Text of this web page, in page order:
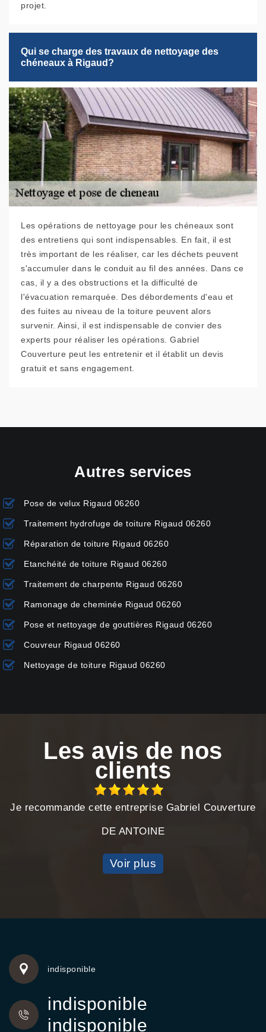
projet.
Qui se charge des travaux de nettoyage des
chéneaux à Rigaud?
Les opérations de nettoyage pour les chéneaux sont
des entretiens qui sont indispensables. En fait, il est
très important de les réaliser, car les déchets peuvent
s'accumuler dans le conduit au fil des années. Dans ce
cas, il y a des obstructions et la difficulté de
l'évacuation remarquée. Des débordements d'eau et
des fuites au niveau de la toiture peuvent alors
survenir. Ainsi, il est indispensable de convier des
experts pour réaliser les opérations. Gabriel
Couverture peut les entretenir et il établit un devis
gratuit et sans engagement.
Autres services
Pose de velux Rigaud 06260
Traitement hydrofuge de toiture Rigaud 06260
Réparation de toiture Rigaud 06260
Etanchéité de toiture Rigaud 06260
Traitement de charpente Rigaud 06260
Ramonage de cheminée Rigaud 06260
Pose et nettoyage de gouttières Rigaud 06260
Couvreur Rigaud 06260
Nettoyage de toiture Rigaud 06260
Les avis de nos
clients
Je recommande cette entreprise Gabriel Couverture
DE ANTOINE
Voir plus
indisponible
indisponible
indisponible